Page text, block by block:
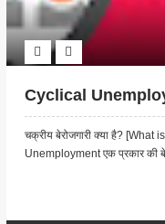
Cyclical
चक्रीय बेरोजगारी क्या है?
Unemployment एक प्रकार की